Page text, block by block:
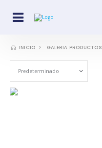
INICIO GALERIA PRODUCTOS